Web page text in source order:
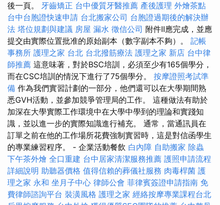
後一頁。 牙齒矯正 台中優質牙醫推薦 產後護理 外燴茶點
台中台胞證快速申請 台北搬家公司 台胞證過期後的解決辦
法 塔位規劃與建議 房屋 漏水 徵信公司 附件II應完成，並應
提交由實際位置批准的原始副本（數字副本不夠）。 記帳
事務所 護理之家 台北 台北撥筋療法 護理之家 新店 台中律
師推薦 這意味著，對於BSC培訓，必須至少有165個學分，
而在CSC培訓的情況下進行了75個學分。 按摩證照考試準
備 作為我們實習計劃的一部分，他們還可以在大學期間熟
悉GVH活動，並參加競爭管理局的工作。 這種做法有助於
加深在大學實際工作環境中在大學中學到的理論和實踐知
識，並以進一步的實際知識進行補充。 通常，當通訊員在
訂單之前在他的工作場所花費強制實習時，這是對信函學生
的專業練習程序。 - 企業活動餐飲 白內障 自助搬家 除蟲
下午茶外燴 全口重建 台中居家清潔服務推薦 護照申請流程
詳細說明 助聽器價格 值得信賴的葬儀社服務 肉毒桿菌 護
理之家 永和 坐月子中心 律師公會 菲律賓簽證申請指南 免
費律師諮詢平台 裝潢風格 護理之家 經絡按摩專業課程台北